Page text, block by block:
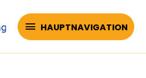
HAUPTNAVIGATION
HAUPTNAVIGATION